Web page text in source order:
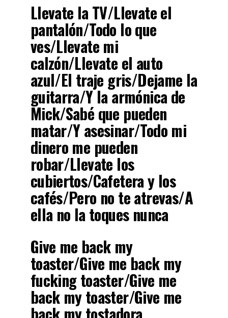
Llevate la TV/Llevate el
pantalón/Todo lo que
ves/Llevate mi
calzón/Llevate el auto
azul/El traje gris/Dejame la
guitarra/Y la armónica de
Mick/Sabé que pueden
matar/Y asesinar/Todo mi
dinero me pueden
robar/Llevate los
cubiertos/Cafetera y los
cafés/Pero no te atrevas/A
ella no la toques nunca
Give me back my
toaster/Give me back my
fucking toaster/Give me
back my toaster/Give me